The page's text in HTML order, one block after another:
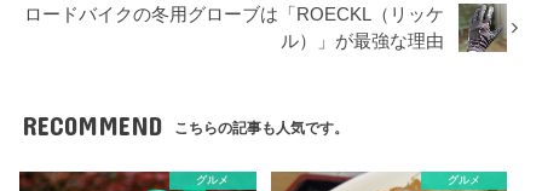
ロードバイクの冬用グローブは「ROECKL（リッケ
ル）」が最強な理由
RECOMMEND こちらの記事も人気です。
グルメ グルメ